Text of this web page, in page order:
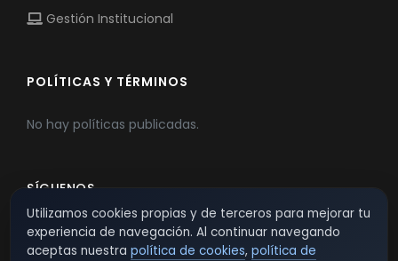
Gestión Institucional
POLÍTICAS Y TÉRMINOS
No hay políticas publicadas.
SÍGUENOS
Utilizamos cookies propias y de terceros para mejorar tu
experiencia de navegación. Al continuar navegando
aceptas nuestra política de cookies, política de